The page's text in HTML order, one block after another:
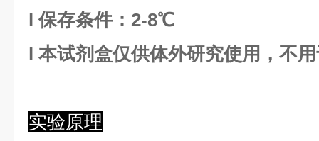
l保存条件： 2-8℃
l 本试剂盒仅供体外研究使用，不
实验原理